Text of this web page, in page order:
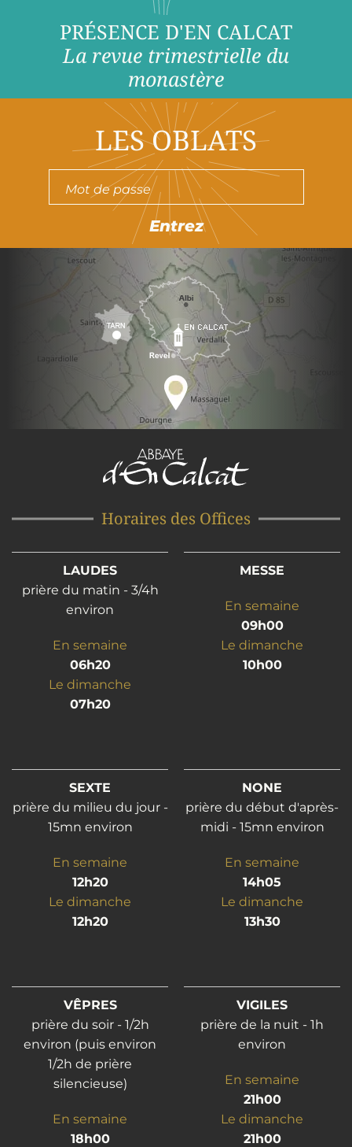
PRÉSENCE D'EN CALCAT
La revue trimestrielle du
monastère
LES OBLATS
Entrez
Horaires des Offices
LAUDES
prière du matin - 3/4h
environ
En semaine
06h20
Le dimanche
07h20
MESSE
En semaine
09h00
Le dimanche
10h00
SEXTE
prière du milieu du jour -
15mn environ
En semaine
12h20
Le dimanche
12h20
NONE
prière du début d'après-
midi - 15mn environ
En semaine
14h05
Le dimanche
13h30
VÊPRES
prière du soir - 1/2h
environ (puis environ
1/2h de prière
silencieuse)
En semaine
18h00
VIGILES
prière de la nuit - 1h
environ
En semaine
21h00
Le dimanche
21h00